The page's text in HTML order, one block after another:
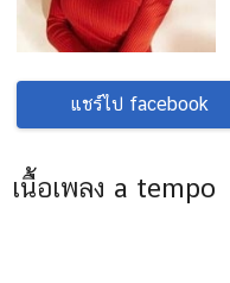
แชร์ไป facebook
เนื้อเพลง a tempo